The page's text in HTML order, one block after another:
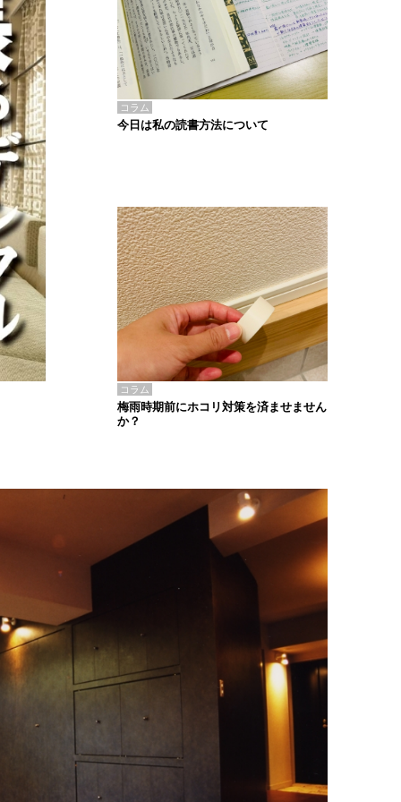
コラム
今日は私の読書方法について
コラム
梅雨時期前にホコリ対策を済ませません
か？